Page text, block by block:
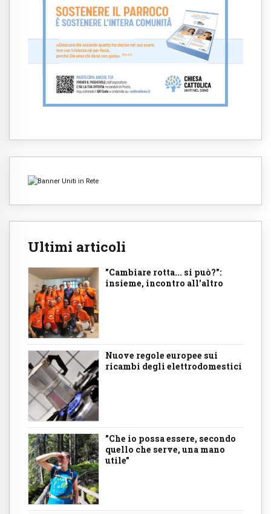
Ultimi articoli
"Cambiare rotta... si può?":
insieme, incontro all'altro
Nuove regole europee sui
ricambi degli elettrodomestici
"Che io possa essere, secondo
quello che serve, una mano
utile"